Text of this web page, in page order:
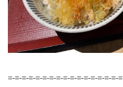
=-=-=-=-=-=-=-=-=-=-=-=-=-=-=-=-=